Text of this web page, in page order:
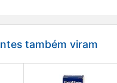
também viram